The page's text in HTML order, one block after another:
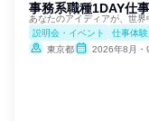
事務系職種1DAY仕
あなたのアイディアが、世界
説明会・イベント
仕事体験
東京都
2026年8月・